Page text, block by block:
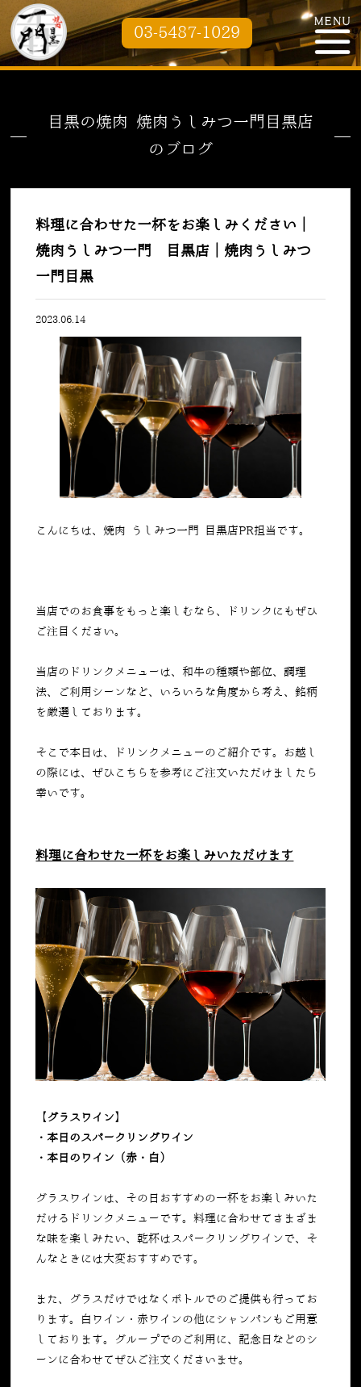
03-5487-1029
目黒の焼肉 焼肉うしみつ一門目黒店
のブログ
料理に合わせた一杯をお楽しみください｜
焼肉うしみつ一門 目黒店｜焼肉うしみつ
一門目黒
2023.06.14
こんにちは、焼肉 うしみつ一門 目黒店PR担当です。
当店でのお食事をもっと楽しむなら、ドリンクにもぜひ
ご注目ください。
当店のドリンクメニューは、和牛の種類や部位、調理
法、ご利用シーンなど、いろいろな角度から考え、銘柄
を厳選しております。
そこで本日は、ドリンクメニューのご紹介です。お越し
の際には、ぜひこちらを参考にご注文いただけましたら
幸いです。
料理に合わせた一杯をお楽しみいただけます
【グラスワイン】
・本日のスパークリングワイン
・本日のワイン（赤・白）
グラスワインは、その日おすすめの一杯をお楽しみいた
だけるドリンクメニューです。料理に合わせてさまざま
な味を楽しみたい、乾杯はスパークリングワインで、そ
んなときには大変おすすめです。
また、グラスだけではなくボトルでのご提供も行ってお
ります。白ワイン・赤ワインの他にシャンパンもご用意
しております。グループでのご利用に、記念日などのシ
ーンに合わせてぜひご注文くださいませ。